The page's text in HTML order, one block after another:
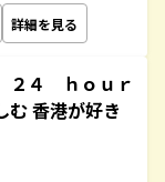
詳細を見る
４ ｈｏｕｒ
香港が好き